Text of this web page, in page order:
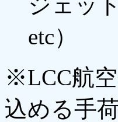
etc）
※LCC航
込める手